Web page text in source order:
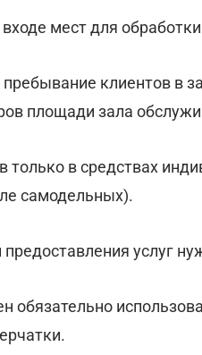
мест для
клиентов в
площади зала
только в средствах
самодельных).
услуг
обязательно